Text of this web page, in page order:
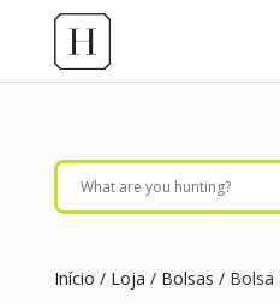
Início / Loja / Bolsas / Bolsa